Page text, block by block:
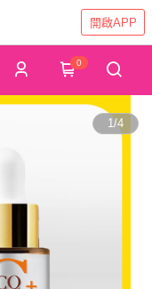
開啟APP
0
1/4